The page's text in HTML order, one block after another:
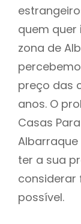
quem quer
zona de
preço das
anos. O
Casas
Albarraque
ter a sua
considerar
possível.